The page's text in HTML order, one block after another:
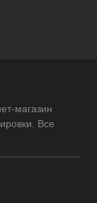
магазин
Все